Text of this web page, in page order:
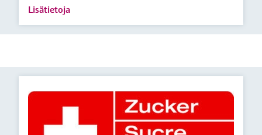
Lisätietoja